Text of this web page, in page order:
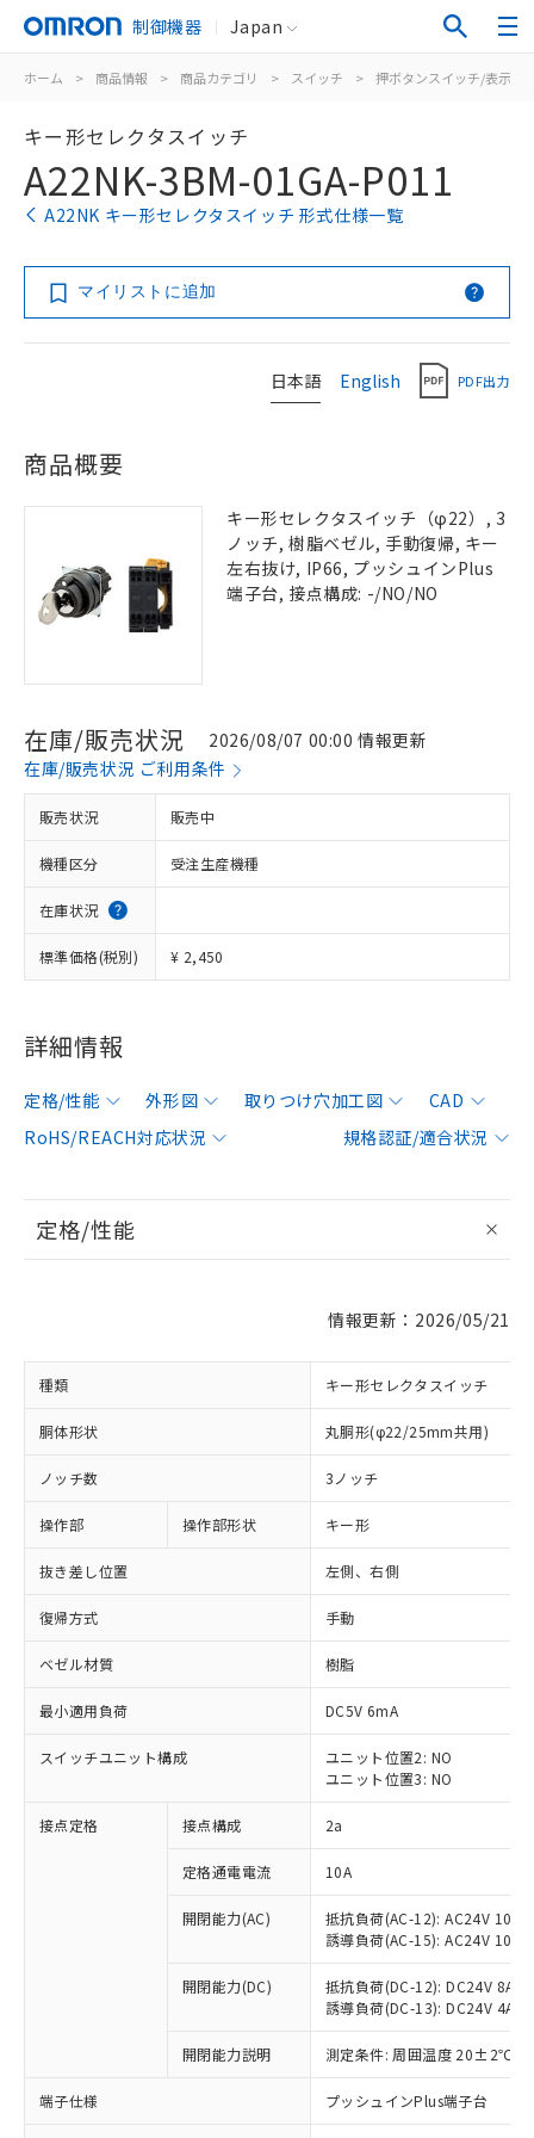
制御機器 Japan
ホーム > 商品情報 > 商品カテゴリ > スイッチ > 押ボタンスイッチ/表示灯
キー形セレクタスイッチ
A22NK-3BM-01GA-P011
A22NK キー形セレクタスイッチ 形式仕様一覧
マイリストに追加
日本語 English PDF出力
商品概要
キー形セレクタスイッチ（φ22）, 3
ノッチ, 樹脂ベゼル, 手動復帰, キー
左右抜け, IP66, プッシュインPlus
端子台, 接点構成: -/NO/NO
在庫/販売状況
2026/08/07 00:00 情報更新
在庫/販売状況 ご利用条件
販売状況 販売中
機種区分 受注生産機種
在庫状況
標準価格(税別) ¥ 2,450
詳細情報
定格/性能 外形図 取りつけ穴加工図
CAD
RoHS/REACH対応状況
規格認証/適合状況
定格/性能
情報更新：2026/05/21
種類 キー形セレクタスイッチ
胴体形状 丸胴形(φ22/25mm共用)
ノッチ数 3ノッチ
操作部 操作部形状 キー形
抜き差し位置 左側、右側
復帰方式 手動
ベゼル材質 樹脂
最小適用負荷 DC5V 6mA
スイッチユニット構成
ユニット位置2: NO
ユニット位置3: NO
接点定格 接点構成 2a
定格通電電流 10A
開閉能力(AC)
抵抗負荷(AC-12): AC24V 10A/
誘導負荷(AC-15): AC24V
開閉能力(DC)
抵抗負荷(DC-12): DC24V 8A/
誘導負荷(DC-13): DC24V 4A/
開閉能力説明 測定条件: 周囲温度 20±2℃、
端子仕様 プッシュインPlus端子台
ご利用条件
以下の条件をお読みいただき、同意のうえ
対応済み：EU RoHS指令（10物質）の
非含有に対応した製品が提供可能な商品で
対応予定：EU RoHS指令（10物質）の非含
有に対応した製品に切り替える予定のある
対応予定なし：EU RoHS指令（10物質）の
非含有に非対応の商品で、対応品を出す予